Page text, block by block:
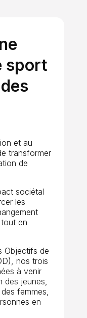
sport
et au
transformer
de
sociétal
les
tout en
Objectifs de
nos trois
à venir
des jeunes,
femmes,
en